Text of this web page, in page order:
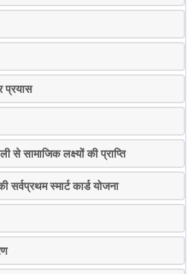
प्रयास
से सामाजिक लक्ष्यों की प्राप्ति
सर्वप्रथम स्मार्ट कार्ड योजना